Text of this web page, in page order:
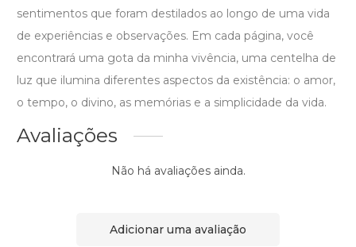
sentimentos que foram destilados ao longo de uma vida
de experiências e observações. Em cada página, você
encontrará uma gota da minha vivência, uma centelha de
luz que ilumina diferentes aspectos da existência: o amor,
o tempo, o divino, as memórias e a simplicidade da vida.
Avaliações
Não há avaliações ainda.
Adicionar uma avaliação